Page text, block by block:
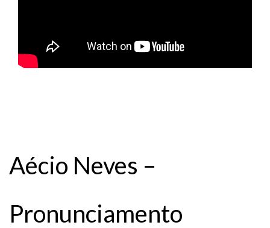
Aécio Neves –
Pronunciamento